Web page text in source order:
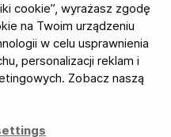
cookie”, wyrażasz zgodę
na Twoim urządzeniu
w celu usprawnienia
personalizacji reklam i
Zobacz naszą
prawa
Strona
Identyfikacja wizualna